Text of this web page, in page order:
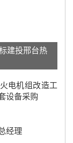
建投邢台热
电机组改造工
设备采购
经理